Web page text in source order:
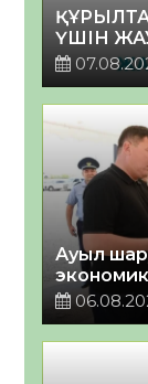
ҮШІН
Ауыл